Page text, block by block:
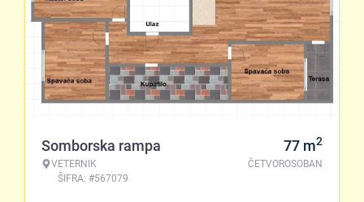
Somborska rampa
VETERNIK
ŠIFRA: #567079
77 m2
ČETVOROSOBAN